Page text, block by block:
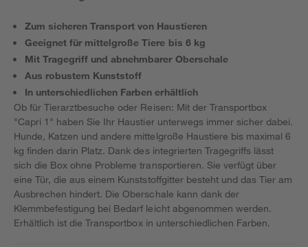
Zum sicheren Transport von Haustieren
Geeignet für mittelgroße Tiere bis 6 kg
Mit Tragegriff und abnehmbarer Oberschale
Aus robustem Kunststoff
In unterschiedlichen Farben erhältlich
Ob für Tierarztbesuche oder Reisen: Mit der Transportbox
"Capri 1" haben Sie Ihr Haustier unterwegs immer sicher dabei.
Hunde, Katzen und andere mittelgroße Haustiere bis maximal 6
kg finden darin Platz. Dank des integrierten Tragegriffs lässt
sich die Box ohne Probleme transportieren. Sie verfügt über
eine Tür, die aus einem Kunststoffgitter besteht und das Tier am
Ausbrechen hindert. Die Oberschale kann dank der
Klemmbefestigung bei Bedarf leicht abgenommen werden.
Erhältlich ist die Transportbox in unterschiedlichen Farben.